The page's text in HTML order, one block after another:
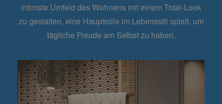
intimste Umfeld des Wohnens mit einem Total-Look
zu gestalten, eine Hauptrolle im Lebensstil spielt, um
tägliche Freude am Selbst zu haben.